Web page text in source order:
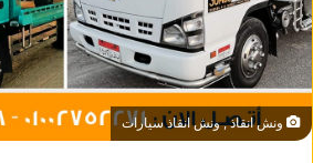
ونش انقاذ , ونش انقاذ سيارات